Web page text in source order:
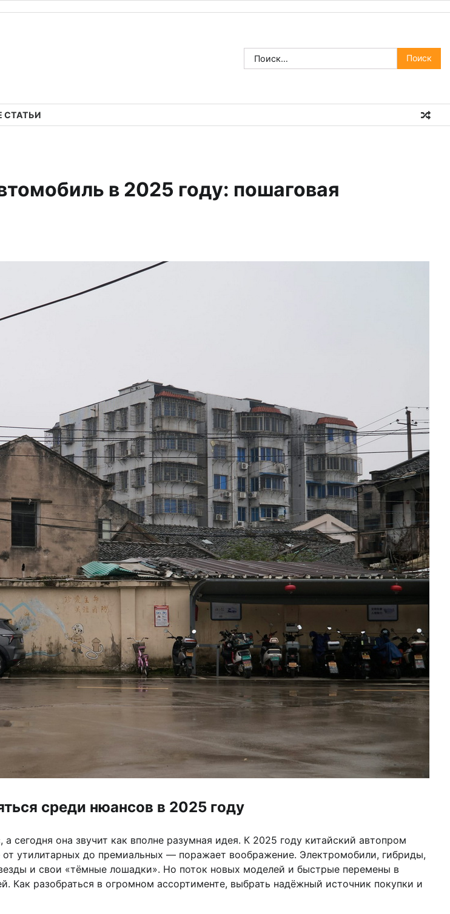
Найти:
СТАТЬИ
в 2025 году: пошаговая
среди нюансов в 2025 году
сегодня она звучит как вполне разумная идея. К 2025 году китайский автопром
утилитарных до премиальных — поражает воображение. Электромобили, гибриды,
и свои «тёмные лошадки». Но поток новых моделей и быстрые перемены в
Как разобраться в огромном ассортименте, выбрать надёжный источник покупки и